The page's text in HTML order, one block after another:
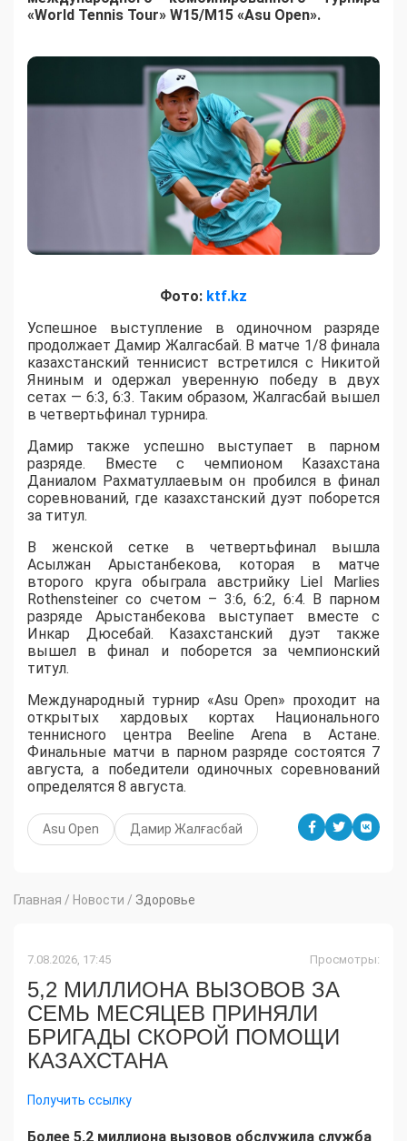
«World Tennis Tour» W15/M15 «Asu Open».
Фото: ktf.kz
Успешное выступление в одиночном разряде
продолжает Дамир Жалгасбай. В матче 1/8 финала
казахстанский теннисист встретился с Никитой
Яниным и одержал уверенную победу в двух
сетах — 6:3, 6:3. Таким образом, Жалгасбай вышел
в четвертьфинал турнира.
Дамир также успешно выступает в парном
разряде. Вместе с чемпионом Казахстана
Даниалом Рахматуллаевым он пробился в финал
соревнований, где казахстанский дуэт поборется
за титул.
В женской сетке в четвертьфинал вышла
Асылжан Арыстанбекова, которая в матче
второго круга обыграла австрийку Liel Marlies
Rothensteiner со счетом – 3:6, 6:2, 6:4. В парном
разряде Арыстанбекова выступает вместе с
Инкар Дюсебай. Казахстанский дуэт также
вышел в финал и поборется за чемпионский
титул.
Международный турнир «Asu Open» проходит на
открытых хардовых кортах Национального
теннисного центра Beeline Arena в Астане.
Финальные матчи в парном разряде состоятся 7
августа, а победители одиночных соревнований
определятся 8 августа.
Asu Open Дамир Жалғасбай
Главная / Новости / Здоровье
7.08.2026, 17:45 Просмотры:
5,2 МИЛЛИОНА ВЫЗОВОВ ЗА
СЕМЬ МЕСЯЦЕВ ПРИНЯЛИ
БРИГАДЫ СКОРОЙ ПОМОЩИ
КАЗАХСТАНА
Получить ссылку
Более 5,2 миллиона вызовов обслужила служба